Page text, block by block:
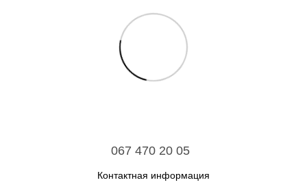
067 470 20 05
Контактная информация